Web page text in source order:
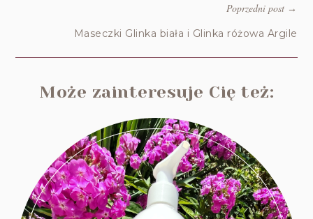
Poprzedni post→
Maseczki Glinka biała i Glinka różowa Argile
Może zainteresuje Cię też: